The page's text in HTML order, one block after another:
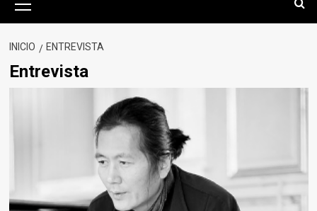
primario
INICIO ENTREVISTA
Entrevista